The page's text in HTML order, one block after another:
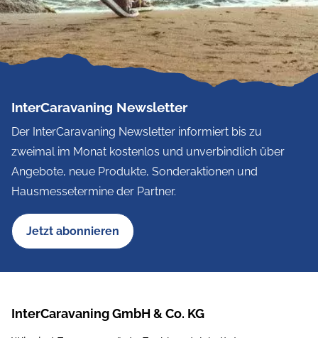
InterCaravaning Newsletter
Der InterCaravaning Newsletter informiert bis zu
zweimal im Monat kostenlos und unverbindlich über
Angebote, neue Produkte, Sonderaktionen und
Hausmessetermine der Partner.
Jetzt abonnieren
InterCaravaning GmbH & Co. KG